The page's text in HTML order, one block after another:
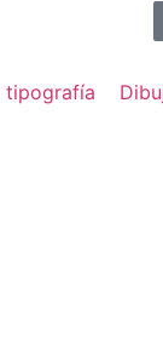
tipografía